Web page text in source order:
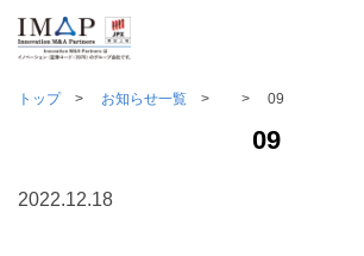
トップ お知らせ一覧 09
09
2022.12.18